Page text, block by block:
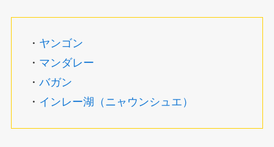
・ ヤンゴン
・ マンダレー
・ バガン
・ インレー湖（ニャウンシュエ）